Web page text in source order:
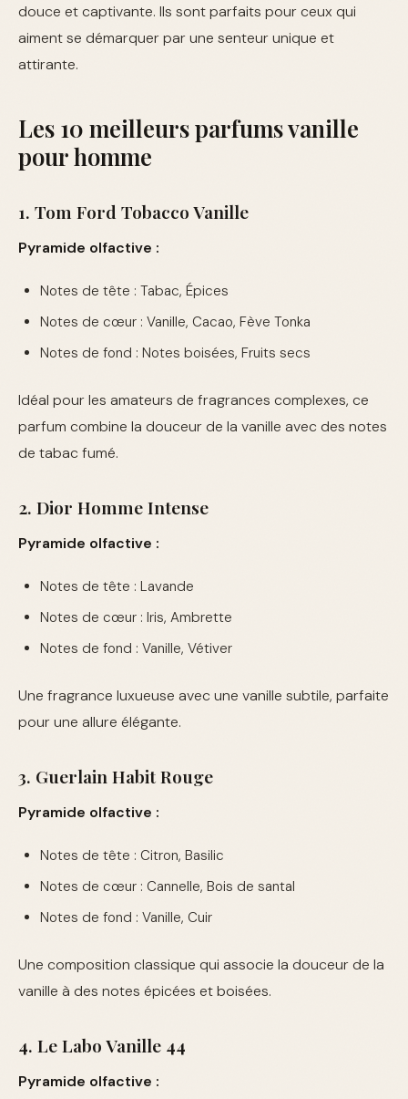
douce et captivante. Ils sont parfaits pour ceux qui
aiment se démarquer par une senteur unique et
attirante.
Les 10 meilleurs parfums vanille
pour homme
1. Tom Ford Tobacco Vanille
Pyramide olfactive :
Notes de tête : Tabac, Épices
Notes de cœur : Vanille, Cacao, Fève Tonka
Notes de fond : Notes boisées, Fruits secs
Idéal pour les amateurs de fragrances complexes, ce
parfum combine la douceur de la vanille avec des notes
de tabac fumé.
2. Dior Homme Intense
Pyramide olfactive :
Notes de tête : Lavande
Notes de cœur : Iris, Ambrette
Notes de fond : Vanille, Vétiver
Une fragrance luxueuse avec une vanille subtile, parfaite
pour une allure élégante.
3. Guerlain Habit Rouge
Pyramide olfactive :
Notes de tête : Citron, Basilic
Notes de cœur : Cannelle, Bois de santal
Notes de fond : Vanille, Cuir
Une composition classique qui associe la douceur de la
vanille à des notes épicées et boisées.
4. Le Labo Vanille 44
Pyramide olfactive :